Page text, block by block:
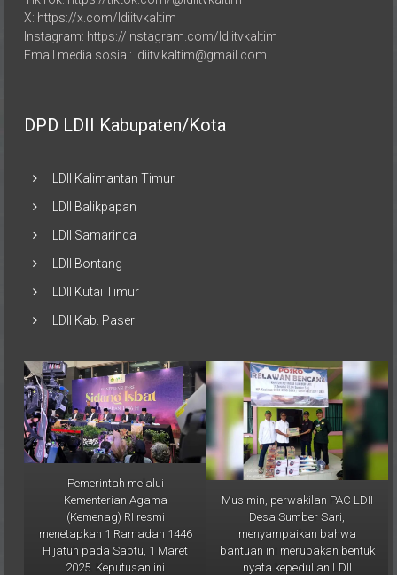
Instagram: https://instagram.com/ldiitvkaltim
Email media sosial: ldiitv.kaltim@gmail.com
LDII Samarinda
LDII Kutai Timur
Pemerintah melalui
Kementerian Agama
(Kemenag) RI resmi
menetapkan 1 Ramadan 1446
H jatuh pada Sabtu, 1 Maret
2025. Keputusan ini
diumumkan dalam Sidang
Musimin, perwakilan PAC LDII
Desa Sumber Sari,
menyampaikan bahwa
bantuan ini merupakan bentuk
nyata kepedulian LDII
terhadap masyarakat Kutai